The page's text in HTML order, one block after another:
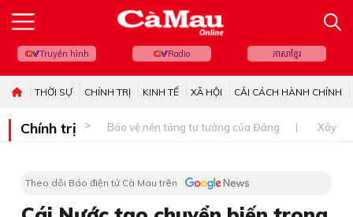
Truyền hình Radio ភាសាខ្មែរ
THỜI SỰ CHÍNH TRỊ KINH TẾ XÃ HỘI CẢI CÁCH HÀNH CHÍNH
Chính trị Bảo vệ nền tảng tư tưởng của Đảng Xây
Theo dõi Báo điện tử Cà Mau trên